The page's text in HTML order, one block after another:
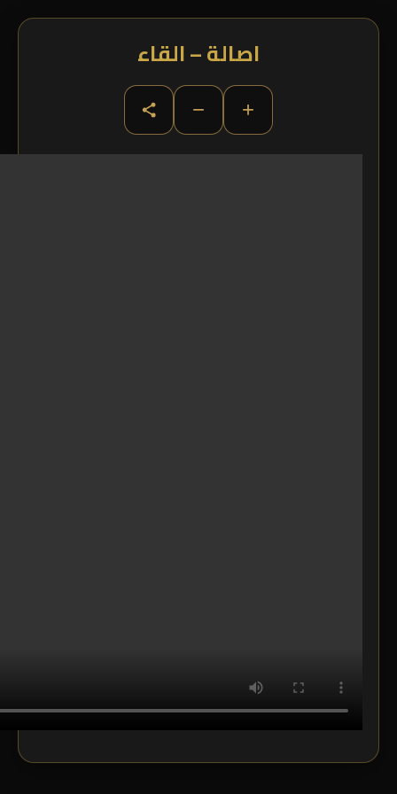
اصالة – القاء
+
−